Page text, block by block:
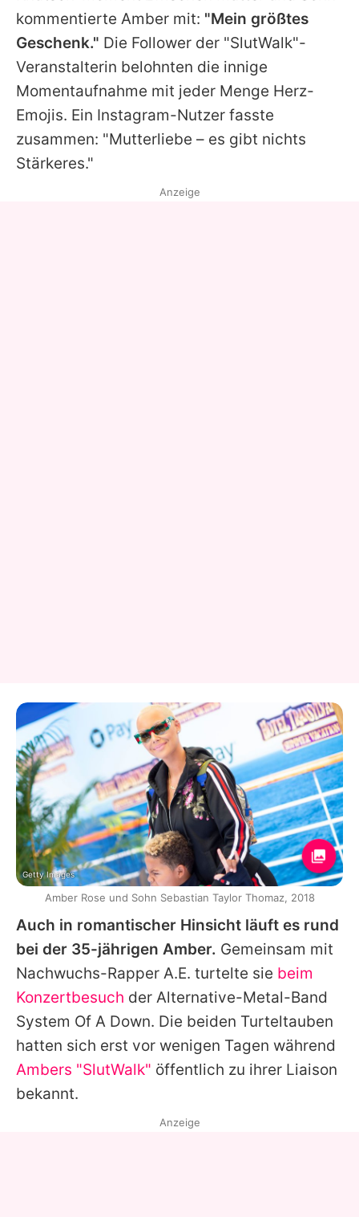
kommentierte Amber mit: "Mein größtes
Geschenk." Die Follower der "SlutWalk"-
Veranstalterin belohnten die innige
Momentaufnahme mit jeder Menge Herz-
Emojis. Ein Instagram-Nutzer fasste
zusammen: "Mutterliebe – es gibt nichts
Stärkeres."
Auch in romantischer Hinsicht läuft es rund
bei der 35-jährigen Amber. Gemeinsam mit
Nachwuchs-Rapper A.E. turtelte sie beim
Konzertbesuch der Alternative-Metal-Band
System Of A Down. Die beiden Turteltauben
hatten sich erst vor wenigen Tagen während
Ambers "SlutWalk" öffentlich zu ihrer Liaison
bekannt.
Anzeige
Getty Images
Amber Rose und Sohn Sebastian Taylor Thomaz, 2018
Anzeige